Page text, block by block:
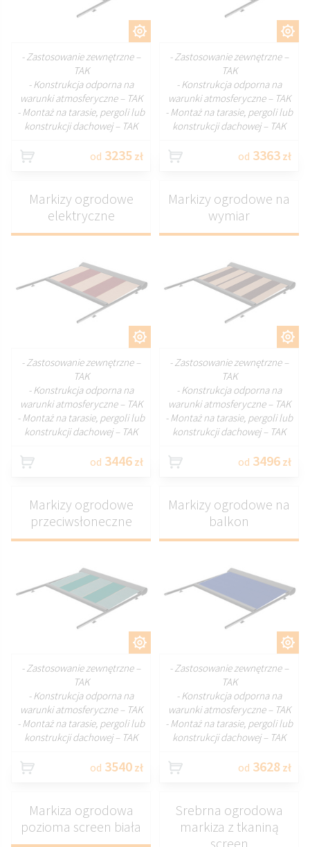
- Zastosowanie zewnętrzne –
TAK
- Konstrukcja odporna na
warunki atmosferyczne – TAK
- Montaż na tarasie, pergoli lub
konstrukcji dachowej – TAK
od 3235 zł
- Zastosowanie zewnętrzne –
TAK
- Konstrukcja odporna na
warunki atmosferyczne – TAK
- Montaż na tarasie, pergoli lub
konstrukcji dachowej – TAK
od 3363 zł
Markizy ogrodowe
elektryczne
- Zastosowanie zewnętrzne –
TAK
- Konstrukcja odporna na
warunki atmosferyczne – TAK
- Montaż na tarasie, pergoli lub
konstrukcji dachowej – TAK
od 3446 zł
Markizy ogrodowe na
wymiar
- Zastosowanie zewnętrzne –
TAK
- Konstrukcja odporna na
warunki atmosferyczne – TAK
- Montaż na tarasie, pergoli lub
konstrukcji dachowej – TAK
od 3496 zł
Markizy ogrodowe
przeciwsłoneczne
- Zastosowanie zewnętrzne –
TAK
- Konstrukcja odporna na
warunki atmosferyczne – TAK
- Montaż na tarasie, pergoli lub
konstrukcji dachowej – TAK
od 3540 zł
Markizy ogrodowe na
balkon
- Zastosowanie zewnętrzne –
TAK
- Konstrukcja odporna na
warunki atmosferyczne – TAK
- Montaż na tarasie, pergoli lub
konstrukcji dachowej – TAK
od 3628 zł
Markiza ogrodowa
pozioma screen biała
Srebrna ogrodowa
markiza z tkaniną
screen